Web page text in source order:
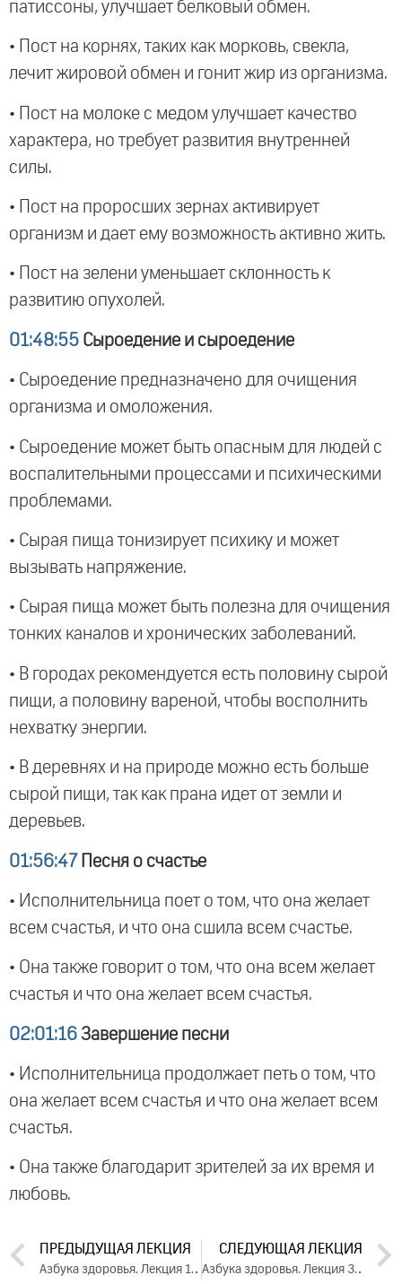
патиссоны, улучшает белковый обмен.
• Пост на корнях, таких как морковь, свекла,
лечит жировой обмен и гонит жир из организма.
• Пост на молоке с медом улучшает качество
характера, но требует развития внутренней
силы.
• Пост на проросших зернах активирует
организм и дает ему возможность активно жить.
• Пост на зелени уменьшает склонность к
развитию опухолей.
01:48:55 Сыроедение и сыроедение
• Сыроедение предназначено для очищения
организма и омоложения.
• Сыроедение может быть опасным для людей с
воспалительными процессами и психическими
проблемами.
• Сырая пища тонизирует психику и может
вызывать напряжение.
• Сырая пища может быть полезна для очищения
тонких каналов и хронических заболеваний.
• В городах рекомендуется есть половину сырой
пищи, а половину вареной, чтобы восполнить
нехватку энергии.
• В деревнях и на природе можно есть больше
сырой пищи, так как прана идет от земли и
деревьев.
01:56:47 Песня о счастье
• Исполнительница поет о том, что она желает
всем счастья, и что она сшила всем счастье.
• Она также говорит о том, что она всем желает
счастья и что она желает всем счастья.
02:01:16 Завершение песни
• Исполнительница продолжает петь о том, что
она желает всем счастья и что она желает всем
счастья.
• Она также благодарит зрителей за их время и
любовь.
ПРЕДЫДУЩАЯ ЛЕКЦИЯ
Азбука здоровья. Лекция 1 (2017)
СЛЕДУЮЩАЯ ЛЕКЦИЯ
Азбука здоровья. Лекция 3 (2017)